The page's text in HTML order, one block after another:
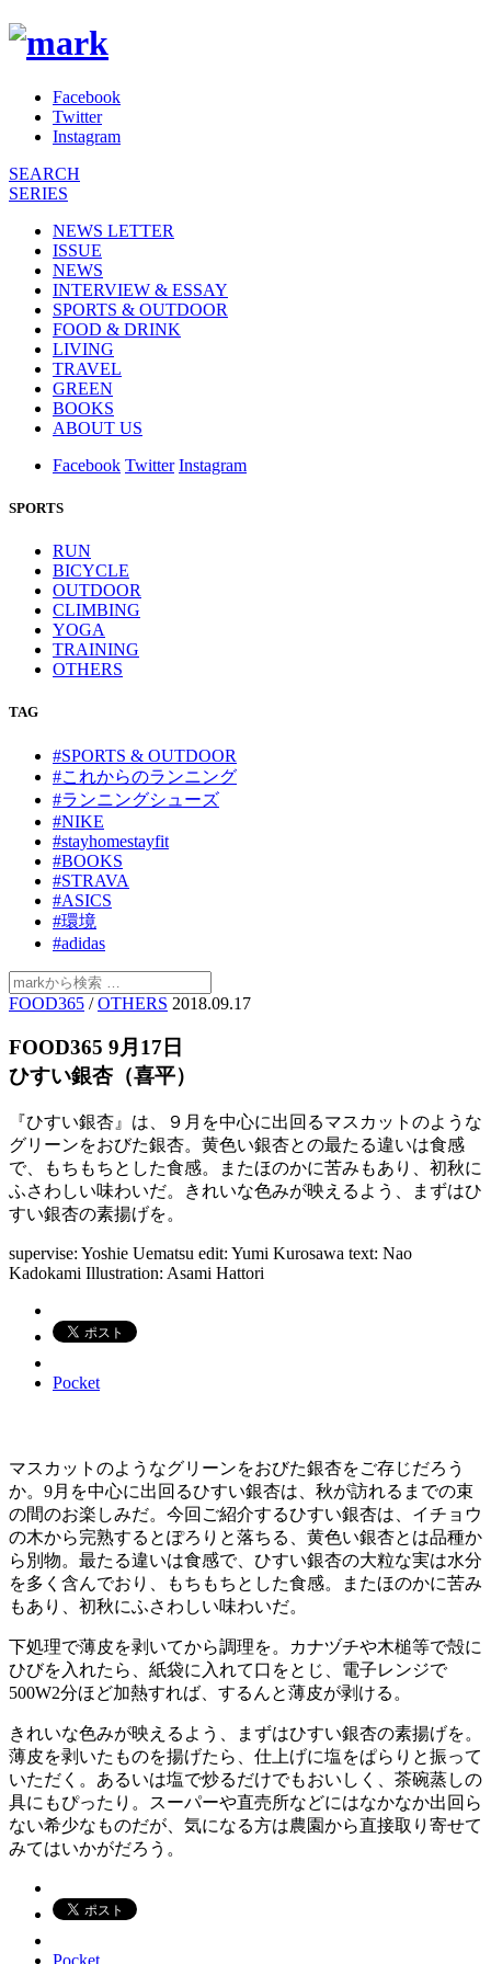
Facebook
Twitter
Instagram
SEARCH
SERIES
NEWS LETTER
ISSUE
NEWS
INTERVIEW & ESSAY
SPORTS & OUTDOOR
FOOD & DRINK
LIVING
TRAVEL
GREEN
BOOKS
ABOUT US
Facebook Twitter Instagram
SPORTS
RUN
BICYCLE
OUTDOOR
CLIMBING
YOGA
TRAINING
OTHERS
TAG
#SPORTS & OUTDOOR
#これからのランニング
#ランニングシューズ
#NIKE
#stayhomestayfit
#BOOKS
#STRAVA
#ASICS
#環境
#adidas
FOOD365 /OTHERS 2018.09.17
FOOD365 9月17日
ひすい銀杏（喜平）
『ひすい銀杏』は、９月を中心に出回るマスカットのような
グリーンをおびた銀杏。黄色い銀杏との最たる違いは食感
で、もちもちとした食感。またほのかに苦みもあり、初秋に
ふさわしい味わいだ。きれいな色みが映えるよう、まずはひ
すい銀杏の素揚げを。
supervise: Yoshie Uematsu edit: Yumi Kurosawa text: Nao
Kadokami Illustration: Asami Hattori
Pocket
マスカットのようなグリーンをおびた銀杏をご存じだろう
か。9月を中心に出回るひすい銀杏は、秋が訪れるまでの束
の間のお楽しみだ。今回ご紹介するひすい銀杏は、イチョウ
の木から完熟するとぽろりと落ちる、黄色い銀杏とは品種か
ら別物。最たる違いは食感で、ひすい銀杏の大粒な実は水分
を多く含んでおり、もちもちとした食感。またほのかに苦み
もあり、初秋にふさわしい味わいだ。
下処理で薄皮を剥いてから調理を。カナヅチや木槌等で殻に
ひびを入れたら、紙袋に入れて口をとじ、電子レンジで
500W2分ほど加熱すれば、するんと薄皮が剥ける。
きれいな色みが映えるよう、まずはひすい銀杏の素揚げを。
薄皮を剥いたものを揚げたら、仕上げに塩をぱらりと振って
いただく。あるいは塩で炒るだけでもおいしく、茶碗蒸しの
具にもぴったり。スーパーや直売所などにはなかなか出回ら
ない希少なものだが、気になる方は農園から直接取り寄せて
みてはいかがだろう。
Pocket